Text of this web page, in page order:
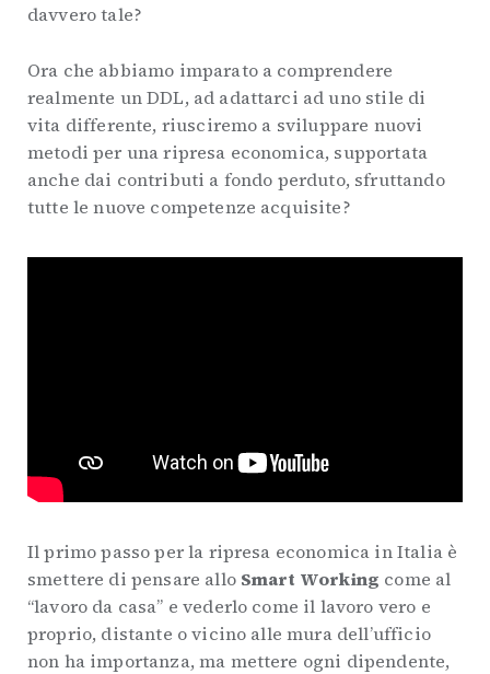
davvero tale?
Ora che abbiamo imparato a comprendere
realmente un DDL, ad adattarci ad uno stile di
vita differente, riusciremo a sviluppare nuovi
metodi per una ripresa economica, supportata
anche dai contributi a fondo perduto, sfruttando
tutte le nuove competenze acquisite?
Il primo passo per la ripresa economica in Italia è
smettere di pensare allo Smart Working come al
“lavoro da casa” e vederlo come il lavoro vero e
proprio, distante o vicino alle mura dell’ufficio
non ha importanza, ma mettere ogni dipendente,